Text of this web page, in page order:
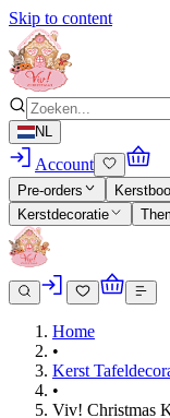
Skip to content
NL
Account
Pre-orders
Kerstdecoratie
Home
•
Kerst
•
Viv! Christmas